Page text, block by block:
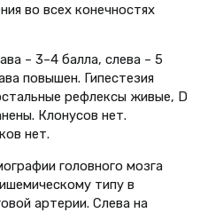
во всех конечностях
– 3–4 балла, слева – 5
повышен. Гипестезия
рефлексы живые, D
Клонусов нет.
нет.
головного мозга
типу в
артерии. Слева на